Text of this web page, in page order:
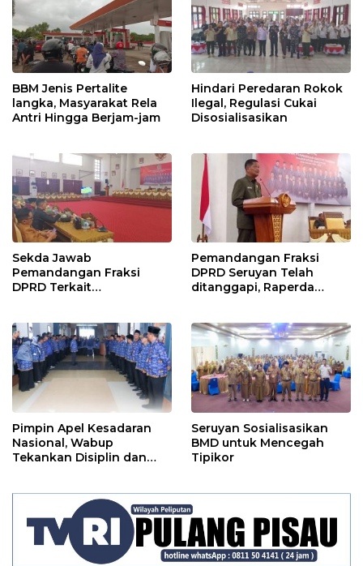
BBM Jenis Pertalite
langka, Masyarakat Rela
Antri Hingga Berjam-jam
Hindari Peredaran Rokok
Ilegal, Regulasi Cukai
Disosialisasikan
Sekda Jawab
Pemandangan Fraksi
DPRD Terkait
2024
Pemandangan Fraksi
DPRD Seruyan Telah
ditanggapi, Raperda
Pimpin Apel Kesadaran
Nasional, Wabup
Tekankan Disiplin dan
Seruyan Sosialisasikan
BMD untuk Mencegah
Tipikor